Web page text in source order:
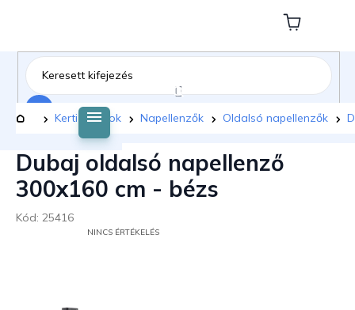
tartalomhoz
Kosár
Kezdőlap
Kerti bútorok Napellenzők Oldalsó napellenzők
Dubaj oldalsó napellenző
300x160 cm - bézs
Kód: 25416
NINCS ÉRTÉKELÉS